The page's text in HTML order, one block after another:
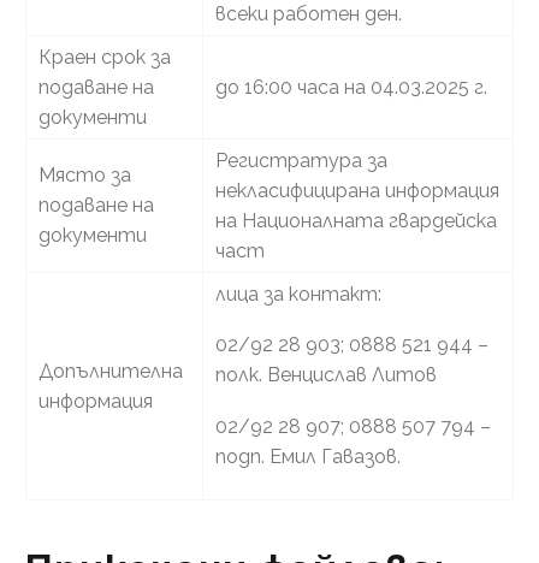
всеки работен ден.
Краен срок за
подаване на
документи
до 16:00 часа на 04.03.2025 г.
Място за
подаване на
документи
Регистратура за
некласифицирана информация
на Националната гвардейска
част
Допълнителна
информация
лица за контакт:
02/92 28 903; 0888 521 944 –
полк. Венцислав Литов
02/92 28 907; 0888 507 794 –
подп. Емил Гавазов.